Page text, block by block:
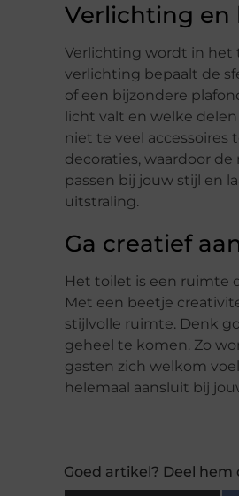
Verlichting en
Verlichting wordt in het
verlichting bepaalt de
of een bijzondere
licht valt en welke
niet te veel
decoraties, waardoor
passen bij jouw stijl en
uitstraling.
Ga creatief
Het toilet is een ruimte
Met een beetje
stijlvolle ruimte. Denk
geheel te komen. Zo
gasten zich welkom
helemaal aansluit bij
Goed artikel? Deel hem